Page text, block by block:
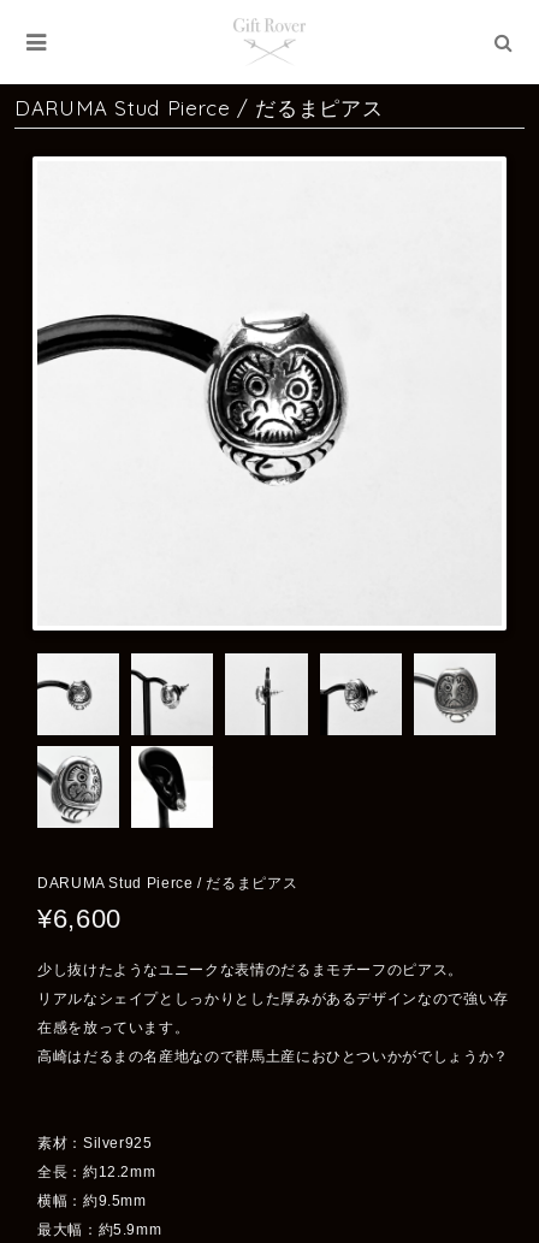
DARUMA Stud Pierce / だるまピアス
DARUMA Stud Pierce / だるまピアス
¥6,600
少し抜けたようなユニークな表情のだるまモチーフのピアス。
リアルなシェイプとしっかりとした厚みがあるデザインなので強い存
在感を放っています。
高崎はだるまの名産地なので群馬土産におひとついかがでしょうか？
素材：Silver925
全長：約12.2mm
横幅：約9.5mm
最大幅：約5.9mm